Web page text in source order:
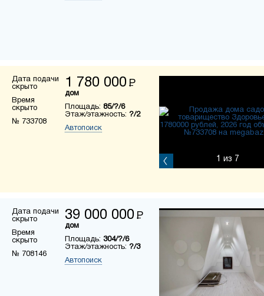
Дата подачи
скрыто
Время
скрыто
№ 733708
1 780 000 Р
дом
Площадь: 85/?/6
Этаж/этажность: ?/2
Автопоиск
1 из 7
Дата подачи
скрыто
Время
скрыто
№ 708146
39 000 000 Р
дом
Площадь: 304/?/6
Этаж/этажность: ?/3
Автопоиск